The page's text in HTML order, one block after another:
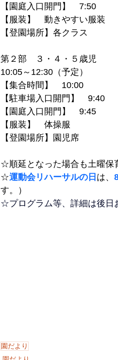
【園庭入口開門】　7:50
【服装】　動きやすい服装
【登園場所】各クラス
第２部　３・４・５歳児
10:05～12:30（予定）
【集合時間】　10:00
【駐車場入口開門】　9:40
【園庭入口開門】　9:45
【服装】　体操服
【登園場所】園児席
☆順延となった場合も土曜保
☆運動会リハーサルの日 は、
す。）
☆プログラム等、詳細は後日
園だより